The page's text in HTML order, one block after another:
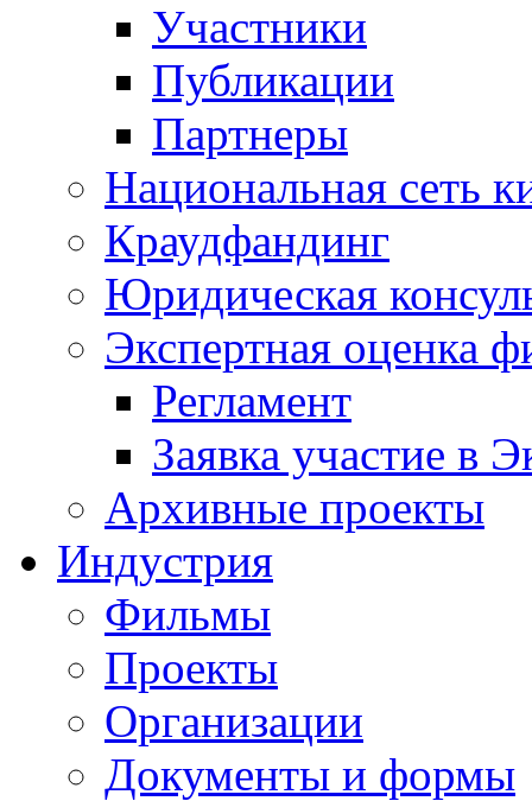
Участники
Публикации
Партнеры
Национальная сеть
Краудфандинг
Юридическая
Экспертная оценка
Регламент
Заявка участие в
Архивные проекты
Индустрия
Фильмы
Проекты
Организации
Документы и формы